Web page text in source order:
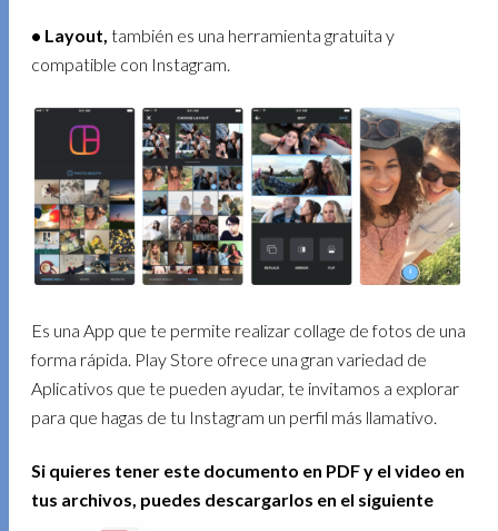
• Layout, también es una herramienta gratuita y
compatible con Instagram.
Es una App que te permite realizar collage de fotos de una
forma rápida. Play Store ofrece una gran variedad de
Aplicativos que te pueden ayudar, te invitamos a explorar
para que hagas de tu Instagram un perfil más llamativo.
Si quieres tener este documento en PDF y el video en
tus archivos, puedes descargarlos en el siguiente